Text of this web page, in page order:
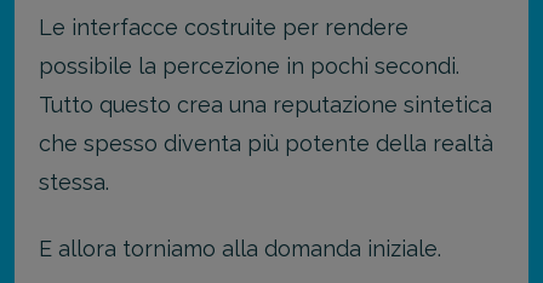
Le interfacce costruite per rendere
possibile la percezione in pochi secondi.
Tutto questo crea una reputazione sintetica
che spesso diventa più potente della realtà
stessa.
E allora torniamo alla domanda iniziale.